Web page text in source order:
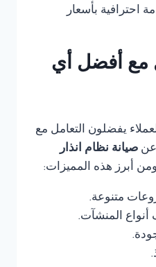
احترافية بأسعار
مع أفضل أي
يفضلون التعامل مع
عن صيانة نظام انذار
أبرز هذه المميزات:
متنوعة.
المنشآت.